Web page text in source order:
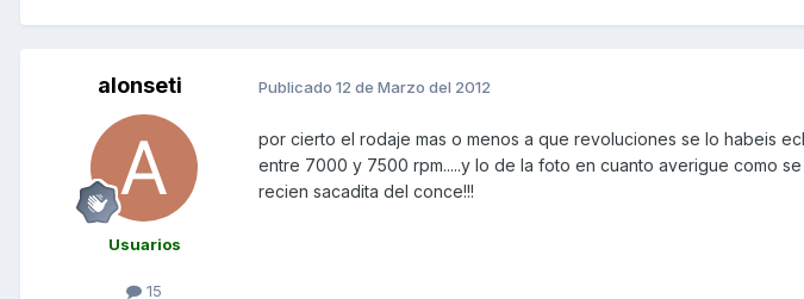
alonseti
Usuarios
15
Publicado 12 de Marzo del 2012
por cierto el rodaje mas o menos a que revoluciones se lo habeis
entre 7000 y 7500 rpm.....y lo de la foto en cuanto averigue como
recien sacadita del conce!!!